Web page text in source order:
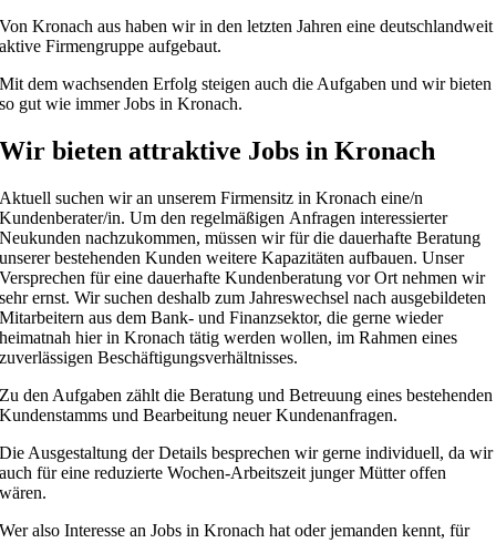
Von Kronach aus haben wir in den letzten Jahren eine deutschlandweit
aktive Firmengruppe aufgebaut.
Mit dem wachsenden Erfolg steigen auch die Aufgaben und wir bieten
so gut wie immer Jobs in Kronach.
Wir bieten attraktive Jobs in Kronach
Aktuell suchen wir an unserem Firmensitz in Kronach eine/n
Kundenberater/in. Um den regelmäßigen Anfragen interessierter
Neukunden nachzukommen, müssen wir für die dauerhafte Beratung
unserer bestehenden Kunden weitere Kapazitäten aufbauen. Unser
Versprechen für eine dauerhafte Kundenberatung vor Ort nehmen wir
sehr ernst. Wir suchen deshalb zum Jahreswechsel nach ausgebildeten
Mitarbeitern aus dem Bank- und Finanzsektor, die gerne wieder
heimatnah hier in Kronach tätig werden wollen, im Rahmen eines
zuverlässigen Beschäftigungsverhältnisses.
Zu den Aufgaben zählt die Beratung und Betreuung eines bestehenden
Kundenstamms und Bearbeitung neuer Kundenanfragen.
Die Ausgestaltung der Details besprechen wir gerne individuell, da wir
auch für eine reduzierte Wochen-Arbeitszeit junger Mütter offen
wären.
Wer also Interesse an Jobs in Kronach hat oder jemanden kennt, für